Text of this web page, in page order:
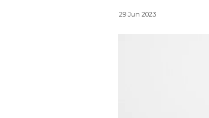
29 Jun 2023